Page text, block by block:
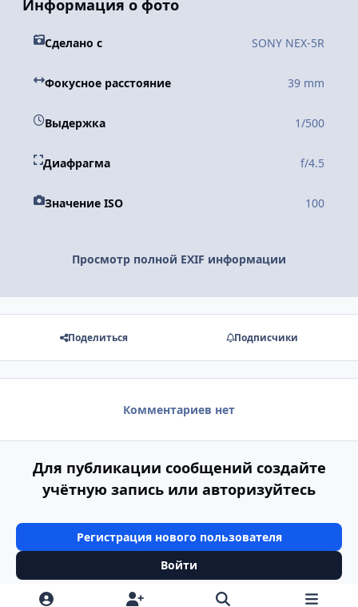
Информация о фото
Сделано с SONY NEX-5R
Фокусное расстояние 39 mm
Выдержка 1/500
Диафрагма f/4.5
Значение ISO 100
Просмотр полной EXIF информации
Поделиться Подписчики
Комментариев нет
Для публикации сообщений создайте
учётную запись или авторизуйтесь
Регистрация нового пользователя
Войти